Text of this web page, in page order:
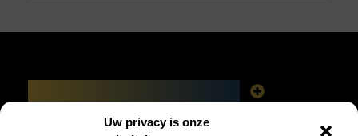
Uw privacy is onze
Bericht categorie